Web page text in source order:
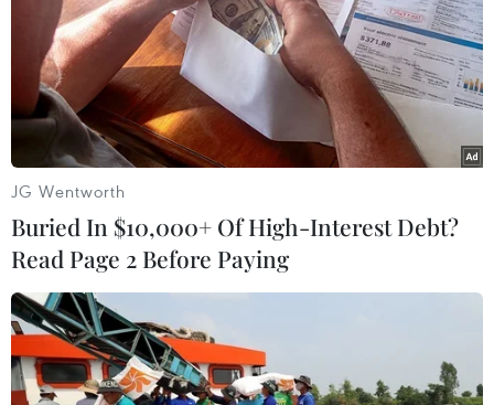
JG Wentworth
Buried In $10,000+ Of High-Interest Debt?
Read Page 2 Before Paying